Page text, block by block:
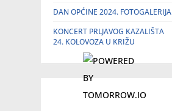
DAN OPĆINE 2024. FOTOGALERIJA
KONCERT PRLJAVOG KAZALIŠTA
24. KOLOVOZA U KRIŽU